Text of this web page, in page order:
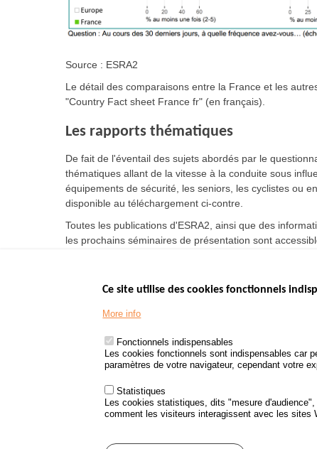
Source : ESRA2
Le détail des comparaisons entre la France et les
"Country Fact sheet France fr" (en français).
Les rapports thématiques
De fait de l'éventail des sujets abordés par le
thématiques allant de la vitesse à la conduite sous
équipements de sécurité, les seniors, les cyclistes ou
disponible au téléchargement ci-contre.
Toutes les publications d'ESRA2, ainsi que des
les prochains séminaires de présentation sont
www.service-
Ce site utilise des cookies fonctionnels
More info
Fonctionnels indispensables
Les cookies fonctionnels sont indispensables car
paramètres de votre navigateur, cependant votre
Statistiques
Les cookies statistiques, dits "mesure
comment les visiteurs interagissent avec les sites